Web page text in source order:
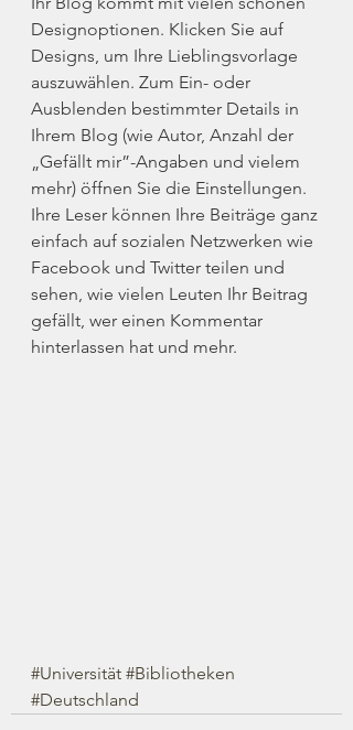
Designoptionen. Klicken Sie auf
Designs, um Ihre Lieblingsvorlage
auszuwählen. Zum Ein- oder
Ausblenden bestimmter Details in
Ihrem Blog (wie Autor, Anzahl der
„Gefällt mir”-Angaben und vielem
mehr) öffnen Sie die Einstellungen.
Ihre Leser können Ihre Beiträge ganz
einfach auf sozialen Netzwerken wie
Facebook und Twitter teilen und
sehen, wie vielen Leuten Ihr Beitrag
gefällt, wer einen Kommentar
hinterlassen hat und mehr.
#Universität #Bibliotheken
#Deutschland